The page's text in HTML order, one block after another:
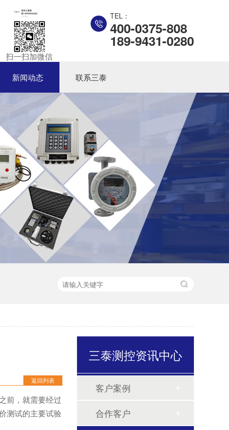
扫一扫加微信
TEL：
400-0375-808
189-9431-0280
新闻动态 联系三泰
返回列表
前，就需要经过
测试的主要试验
三泰测控资讯中心
客户案例
合作客户